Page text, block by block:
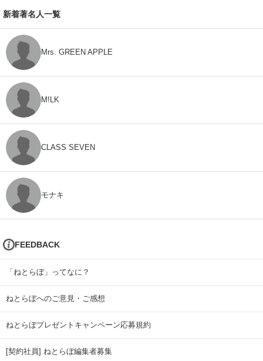
新着著名人一覧
Mrs. GREEN APPLE
M!LK
CLASS SEVEN
モナキ
FEEDBACK
「ねとらぼ」ってなに？
ねとらぼへのご意見・ご感想
ねとらぼプレゼントキャンペーン応募規約
[契約社員] ねとらぼ編集者募集